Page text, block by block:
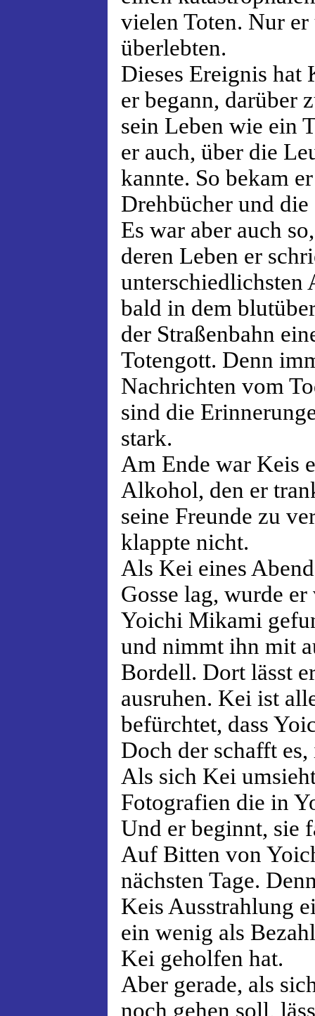
vielen Toten. Nur er
überlebten.
Dieses Ereignis hat
er begann, darüber
sein Leben wie ein
er auch, über die
kannte. So bekam
Drehbücher und die
Es war aber auch
deren Leben er
unterschiedlichsten
bald in dem
der Straßenbahn
Totengott. Denn
Nachrichten vom
sind die
stark.
Am Ende war Keis
Alkohol, den er
seine Freunde zu
klappte nicht.
Als Kei eines
Gosse lag, wurde
Yoichi Mikami
und nimmt ihn mit
Bordell. Dort lässt
ausruhen. Kei ist
befürchtet, dass
Doch der schafft
Als sich Kei
Fotografien die in
Und er beginnt, sie
Auf Bitten von
nächsten Tage.
Keis Ausstrahlung
ein wenig als
Kei geholfen hat.
Aber gerade, als
noch gehen soll,